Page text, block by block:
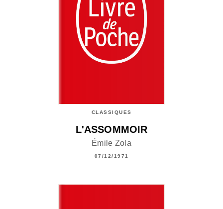
CLASSIQUES
L'ASSOMMOIR
Émile Zola
07/12/1971